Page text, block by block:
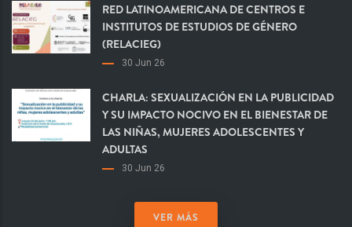
RED LATINOAMERICANA DE CENTROS E
INSTITUTOS DE ESTUDIOS DE GÉNERO
(RELACIEG)
30 Jun 26
CHARLA: SEXUALIZACIÓN EN LA PUBLICIDAD
Y SU IMPACTO NOCIVO EN EL BIENESTAR DE
LAS NIÑAS, MUJERES ADOLESCENTES Y
ADULTAS
30 Jun 26
VER MÁS